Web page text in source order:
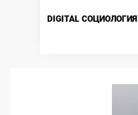
DIGITAL СОЦИОЛОГИЯ